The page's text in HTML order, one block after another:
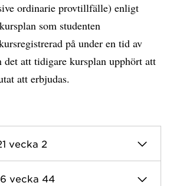
ordinarie provtillfälle) enligt
som studenten
på under en tid av
att tidigare kursplan upphört att
att erbjudas.
vecka 2
vecka 44